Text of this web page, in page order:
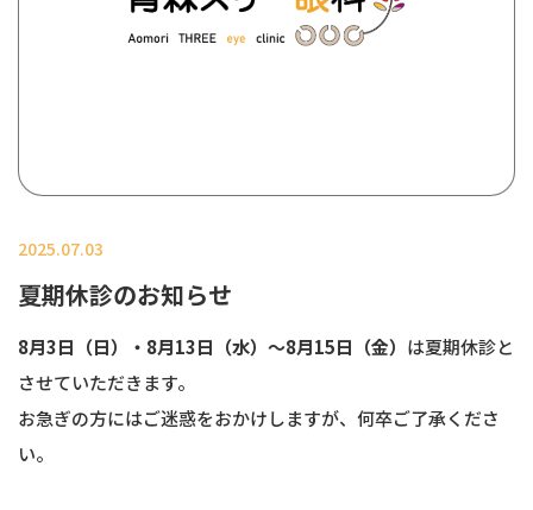
2025.07.03
夏期休診のお知らせ
8月3日（日）・8月13日（水）～8月15日（金） は夏期休診と
させていただきます。
お急ぎの方にはご迷惑をおかけしますが、何卒ご了承くださ
い。